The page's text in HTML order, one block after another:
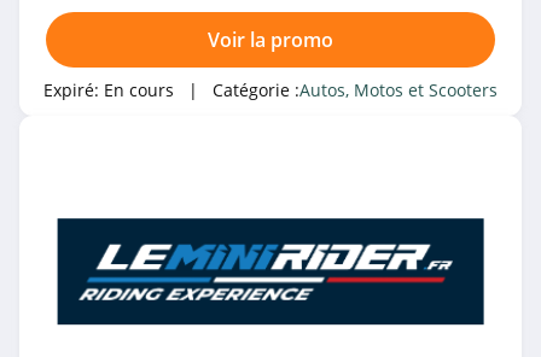
Voir la promo
Expiré: En cours | Catégorie :Autos, Motos et Scooters